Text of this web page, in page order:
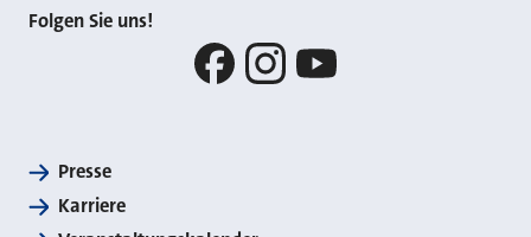
Folgen Sie uns!
Presse
Karriere